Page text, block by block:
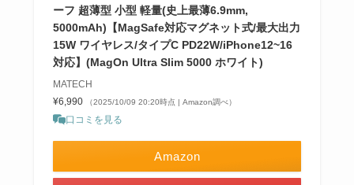
ーフ 超薄型 小型 軽量(史上最薄6.9mm,
5000mAh)【MagSafe対応マグネット式/最大出力
15W ワイヤレス/タイプC PD22W/iPhone12~16
対応】(MagOn Ultra Slim 5000 ホワイト)
MATECH
¥6,990
（2025/10/09 20:20時点 | Amazon調べ）
口コミを見る
Amazon